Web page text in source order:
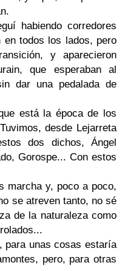
habiendo corredores
en todos los lados, pero
y aparecieron
que esperaban al
dar una pedalada de
está la época de los
desde Lejarreta
dos dichos, Ángel
Gorospe... Con estos
marcha y, poco a poco,
se atreven tanto, no sé
de la naturaleza como
para unas cosas estaría
pero, para otras